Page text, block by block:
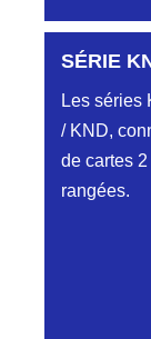
Aucune
SÉRIE
Les séries
/ KND,
de cartes 2
rangées.